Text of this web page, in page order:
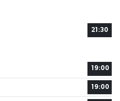
21:30
19:00
19:00